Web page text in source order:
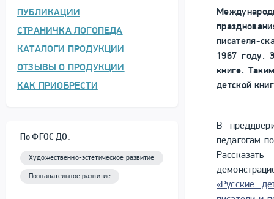
ПУБЛИКАЦИИ
СТРАНИЧКА ЛОГОПЕДА
КАТАЛОГИ ПРОДУКЦИИ
ОТЗЫВЫ О ПРОДУКЦИИ
КАК ПРИОБРЕСТИ
По ФГОС ДО:
Художественно-эстетическое развитие
Познавательное развитие
писателя-
1967 году.
книге.
детской
В
педагогам
«Русские